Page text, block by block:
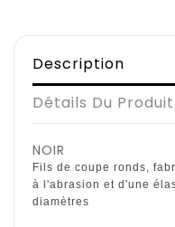
Description
Détails Du Produit
NOIR
Fils de coupe ronds,
à l'abrasion et d'une
diamètres